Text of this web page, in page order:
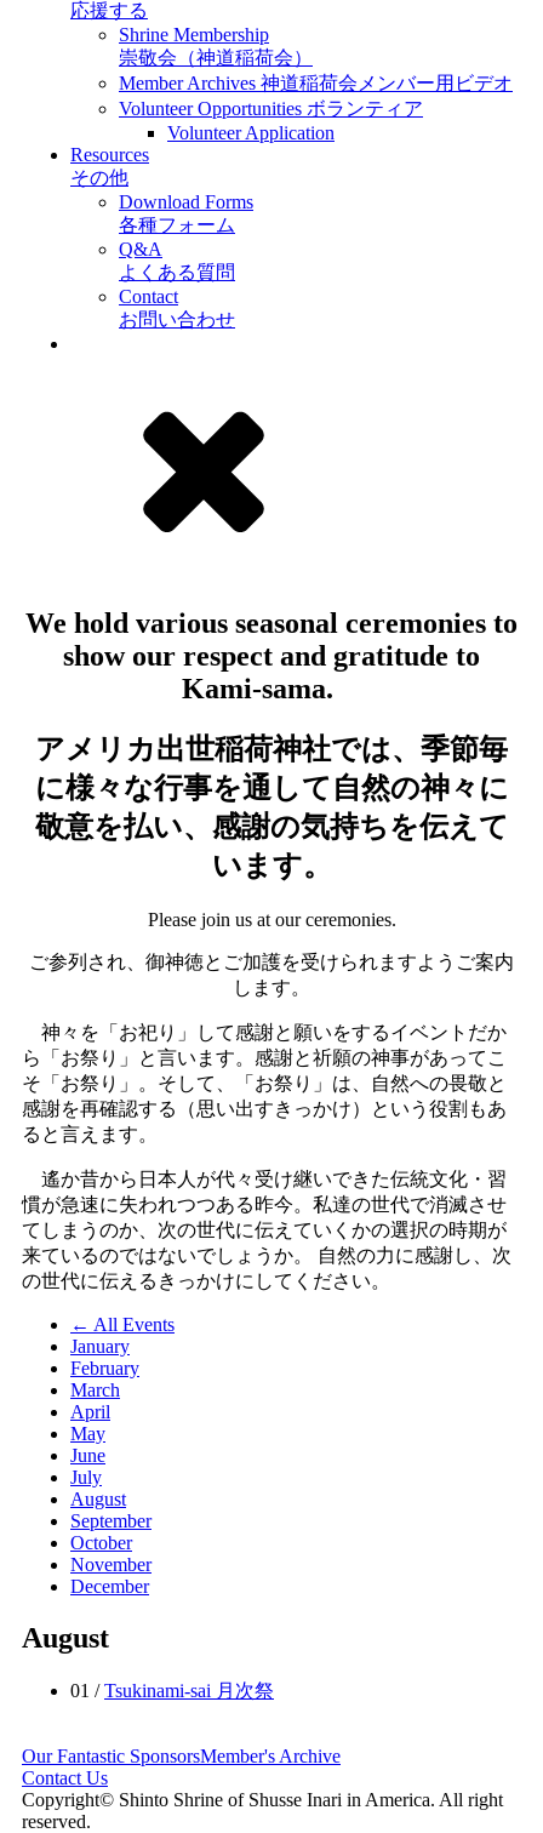
応援する
Shrine Membership
崇敬会（神道稲荷会）
Member Archives 神道稲荷会メンバー用ビデオ
Volunteer Opportunities ボランティア
Volunteer Application
Resources
その他
Download Forms
各種フォーム
Q&A
よくある質問
Contact
お問い合わせ
We hold various seasonal ceremonies to
show our respect and gratitude to
Kami-sama.
アメリカ出世稲荷神社では、季節毎
に様々な行事を通して自然の神々に
敬意を払い、感謝の気持ちを伝えて
います。
Please join us at our ceremonies.
ご参列され、御神徳とご加護を受けられますようご案内
します。
神々を「お祀り」して感謝と願いをするイベントだか
ら「お祭り」と言います。感謝と祈願の神事があってこ
そ「お祭り」。そして、「お祭り」は、自然への畏敬と
感謝を再確認する（思い出すきっかけ）という役割もあ
ると言えます。
遙か昔から日本人が代々受け継いできた伝統文化・習
慣が急速に失われつつある昨今。私達の世代で消滅させ
てしまうのか、次の世代に伝えていくかの選択の時期が
来ているのではないでしょうか。 自然の力に感謝し、次
の世代に伝えるきっかけにしてください。
← All Events
January
February
March
April
May
June
July
August
September
October
November
December
August
01 /Tsukinami-sai 月次祭
Our Fantastic SponsorsMember's Archive
Contact Us
Copyright© Shinto Shrine of Shusse Inari in America. All right
reserved.